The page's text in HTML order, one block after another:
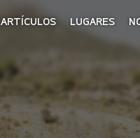
ARTÍCULOS LUGARES